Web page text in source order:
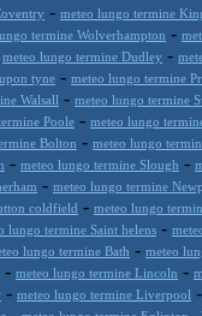
- meteo lungo termine
termine Wolverhampton -
meteo lungo termine Dudley -
tyne - meteo lungo termine
Walsall - meteo lungo termine
Poole - meteo lungo
Bolton - meteo lungo
- meteo lungo termine Slough -
- meteo lungo termine
coldfield - meteo lungo
lungo termine Saint helens -
lungo termine Bath - meteo
- meteo lungo termine Lincoln -
- meteo lungo termine Liverpool